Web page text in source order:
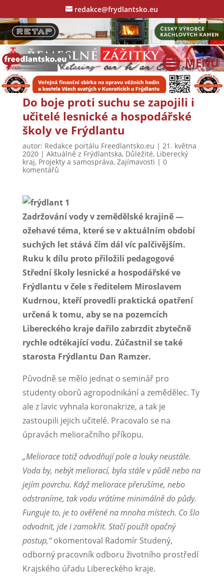
redakce@frydlantsko.eu
Do boje proti suchu se zapojili i
učitelé lesnické a hospodářské
školy ve Frýdlantu
autor: Redakce portálu Freedlantsko.eu | 21. května
2020| Aktuálně z Frýdlantska, Důležité, Liberecký
kraj, Projekty a samospráva, Zajímavosti | 0
komentářů
Zadržování vody v zemědělské krajině —
ožehavé téma, které se v aktuálním období
suchých let stává čím dál víc palčivějším.
Ruku k dílu proto přiložili pedagogové
Střední školy lesnické a hospodářské ve
Frýdlantu v čele s ředitelem Miroslavem
Kudrnou, kteří provedli praktická opatření
určená k tomu, aby se na pozemcích
Libereckého kraje dařilo zabrzdit zbytečně
rychle odtékající vodu. Zúčastnil se také
starosta Frýdlantu Dan Ramzer.
Původně se mělo jednat o seminář pro
studenty oborů agropodnikání a zemědělec. Ty
ale z lavic vyhnala koronakrize, a tak je
zastoupili jejich učitelé. Pracovalo se na
úpravách melioračního příkopu.
„Meliorace totiž odvodňují pole a louky neustále.
Voda by, nebýt meliorací, byla stále v půdě nebo na
jejím povrchu. Když meliorace přerušíme, nebo
odstraníme, tak vodu vrátíme minimálně do půdy.
Funguje to, je to ověřené na mnoha místech. Co šlo
odvodnit, jde i zamokřit. Stačí použít opačný
postup,“okomentoval Radomír Studený,
odborný pracovník odboru životního prostředí
Krajského úřadu Libereckého kraje.